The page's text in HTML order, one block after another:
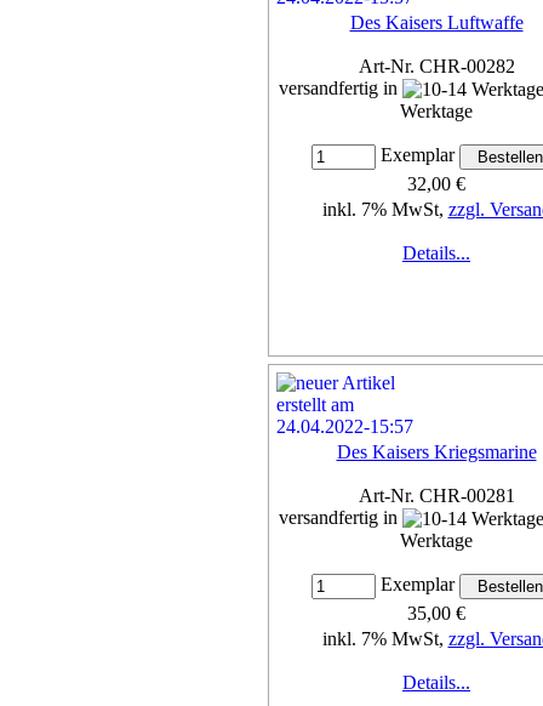
Des Kaisers Luftwaffe
Art-Nr. CHR-00282
versandfertig in
Werktage
Exemplar
32,00 €
inkl. 7% MwSt, zzgl.
Details...
Des Kaisers Kriegsmarine
Art-Nr. CHR-00281
versandfertig in
Werktage
Exemplar
35,00 €
inkl. 7% MwSt, zzgl.
Details...